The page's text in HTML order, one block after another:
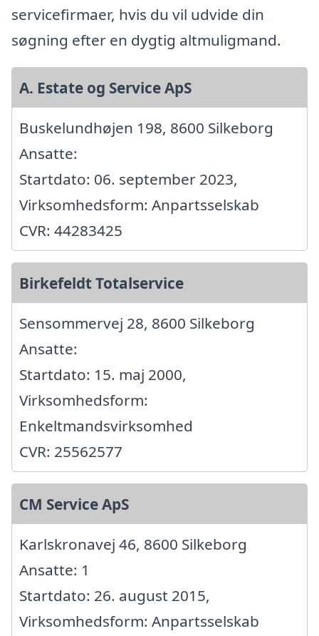
servicefirmaer, hvis du vil udvide din
søgning efter en dygtig altmuligmand.
A. Estate og Service ApS
Buskelundhøjen 198, 8600 Silkeborg
Ansatte:
Startdato: 06. september 2023,
Virksomhedsform: Anpartsselskab
CVR: 44283425
Birkefeldt Totalservice
Sensommervej 28, 8600 Silkeborg
Ansatte:
Startdato: 15. maj 2000,
Virksomhedsform:
Enkeltmandsvirksomhed
CVR: 25562577
CM Service ApS
Karlskronavej 46, 8600 Silkeborg
Ansatte: 1
Startdato: 26. august 2015,
Virksomhedsform: Anpartsselskab